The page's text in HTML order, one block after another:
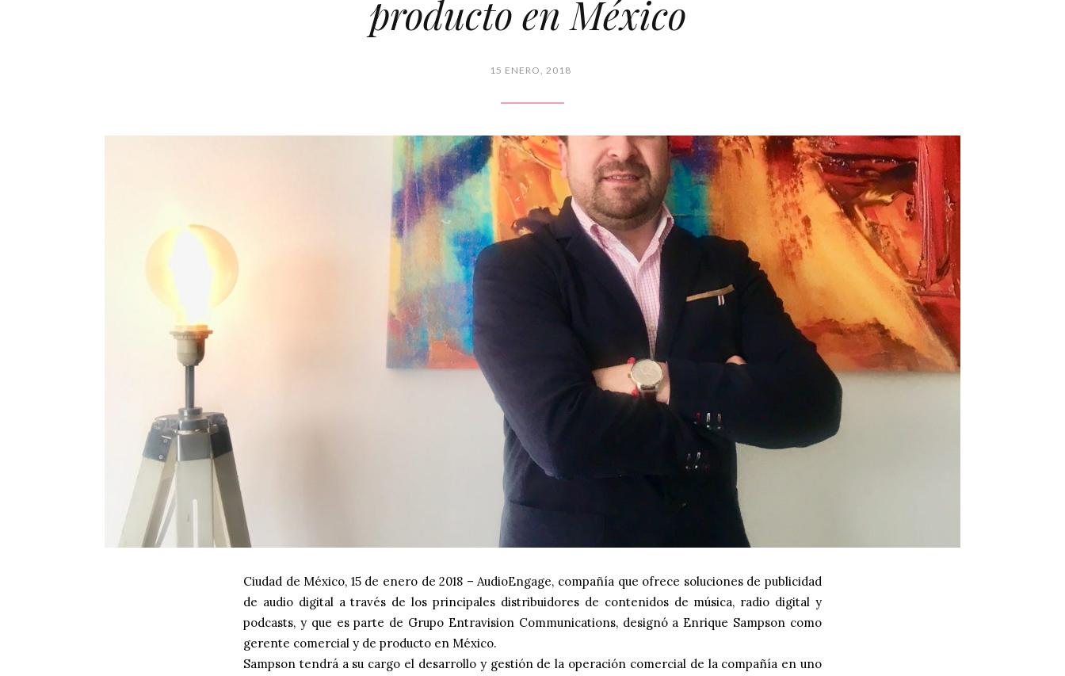
producto en México
15 ENERO, 2018
Ciudad de México, 15 de enero de 2018 – AudioEngage, compañía que ofrece soluciones de publicidad
de audio digital a través de los principales distribuidores de contenidos de música, radio digital y
podcasts, y que es parte de Grupo Entravision Communications, designó a Enrique Sampson como
gerente comercial y de producto en México.
Sampson tendrá a su cargo el desarrollo y gestión de la operación comercial de la compañía en uno